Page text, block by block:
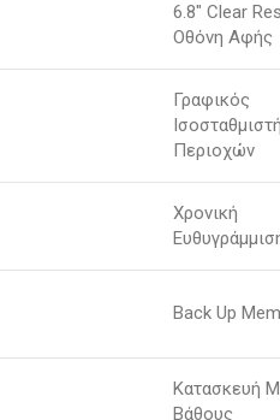
6.8″ Clear
Οθόνη Αφής
Γραφικός
Περιοχών
Χρονική
Back Up
Κατασκευή
Βάθους